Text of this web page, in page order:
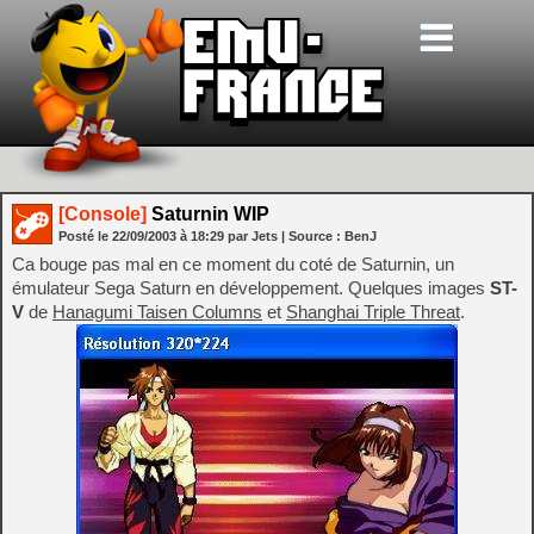
[Console] Saturnin WIP
Posté le 22/09/2003 à 18:29 par Jets | Source : BenJ
Ca bouge pas mal en ce moment du coté de Saturnin, un
émulateur Sega Saturn en développement. Quelques images ST-
V de Hanagumi Taisen Columns et Shanghai Triple Threat.